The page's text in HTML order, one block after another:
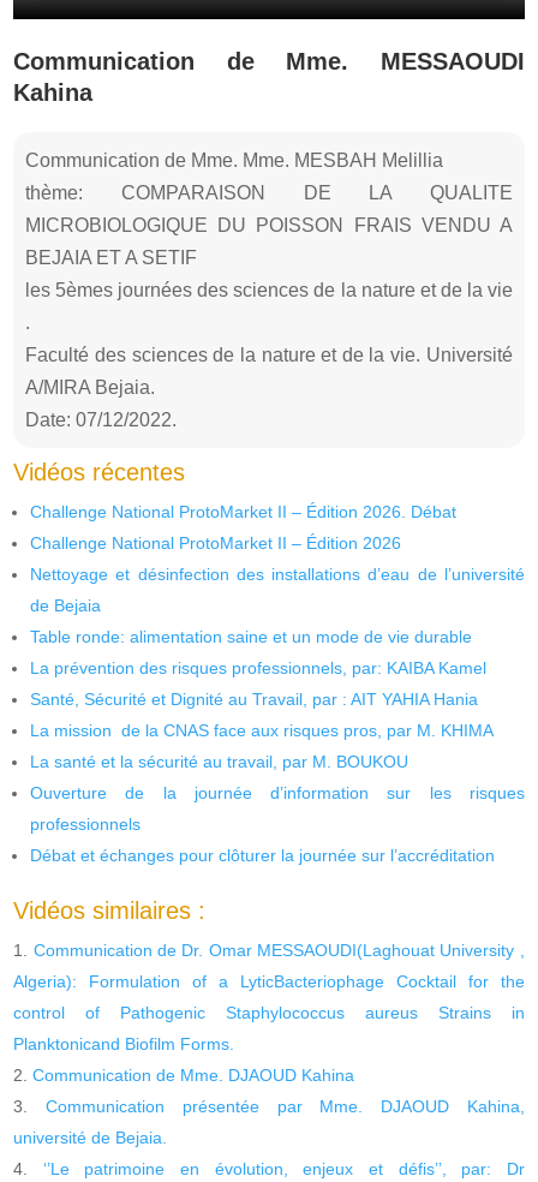
Communication de Mme. MESSAOUDI
Kahina
Communication de Mme. Mme. MESBAH Melillia
thème: COMPARAISON DE LA QUALITE
MICROBIOLOGIQUE DU POISSON FRAIS VENDU A
BEJAIA ET A SETIF
les 5èmes journées des sciences de la nature et de la vie
.
Faculté des sciences de la nature et de la vie. Université
A/MIRA Bejaia.
Date: 07/12/2022.
Vidéos récentes
Challenge National ProtoMarket II – Édition 2026. Débat
Challenge National ProtoMarket II – Édition 2026
Nettoyage et désinfection des installations d’eau de l’université
de Bejaia
Table ronde: alimentation saine et un mode de vie durable
La prévention des risques professionnels, par: KAIBA Kamel
Santé, Sécurité et Dignité au Travail, par : AIT YAHIA Hania
La mission de la CNAS face aux risques pros, par M. KHIMA
La santé et la sécurité au travail, par M. BOUKOU
Ouverture de la journée d’information sur les risques
professionnels
Débat et échanges pour clôturer la journée sur l’accréditation
Vidéos similaires :
Communication de Dr. Omar MESSAOUDI(Laghouat University ,
Algeria): Formulation of a LyticBacteriophage Cocktail for the
control of Pathogenic Staphylococcus aureus Strains in
Planktonicand Biofilm Forms.
Communication de Mme. DJAOUD Kahina
Communication présentée par Mme. DJAOUD Kahina,
université de Bejaia.
‘’Le patrimoine en évolution, enjeux et défis’’, par: Dr